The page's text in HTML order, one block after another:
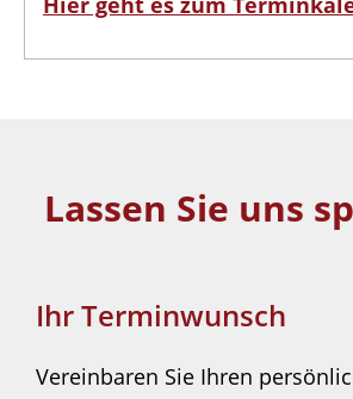
Lassen Sie uns
Ihr Terminwunsch
Vereinbaren Sie Ihren